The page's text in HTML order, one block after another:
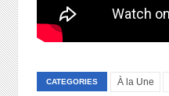
CATEGORIES À la Une